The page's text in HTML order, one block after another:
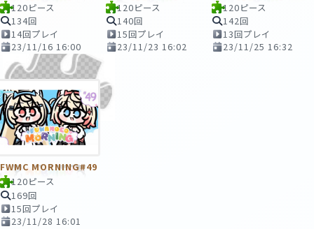
120ピース
134回
14回プレイ
23/11/16 16:00
120ピース
140回
15回プレイ
23/11/23 16:02
120ピース
142回
13回プレイ
23/11/25 16:32
FWMC MORNING#49
120ピース
169回
15回プレイ
23/11/28 16:01